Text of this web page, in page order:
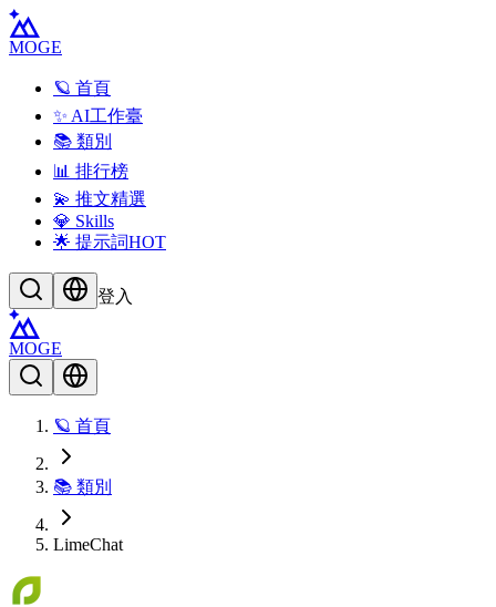
MOGE
🪐 首頁
✨ AI工作臺
📚 類別
📊 排行榜
💫 推文精選
💎 Skills
🌟 提示詞HOT
登入
MOGE
🪐 首頁
📚 類別
LimeChat